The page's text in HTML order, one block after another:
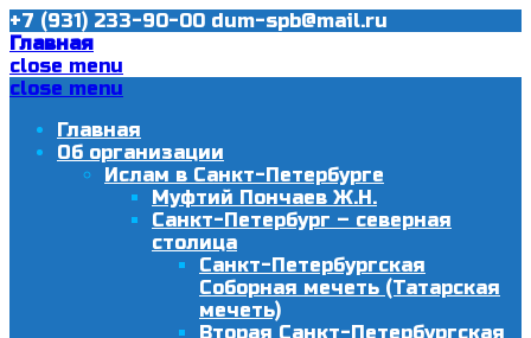
+7 (931) 233-90-00 dum-spb@mail.ru
Главная
close menu
close menu
Главная
Об организации
Ислам в Санкт-Петербурге
Муфтий Пончаев Ж.Н.
Санкт-Петербург – северная
столица
Санкт-Петербургская
Соборная мечеть (Татарская
мечеть)
Вторая Санкт-Петербургская